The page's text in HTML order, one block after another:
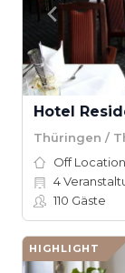
Hotel
Thüringen /
Off Location
4
110 Gäste
HIGHLIGHT